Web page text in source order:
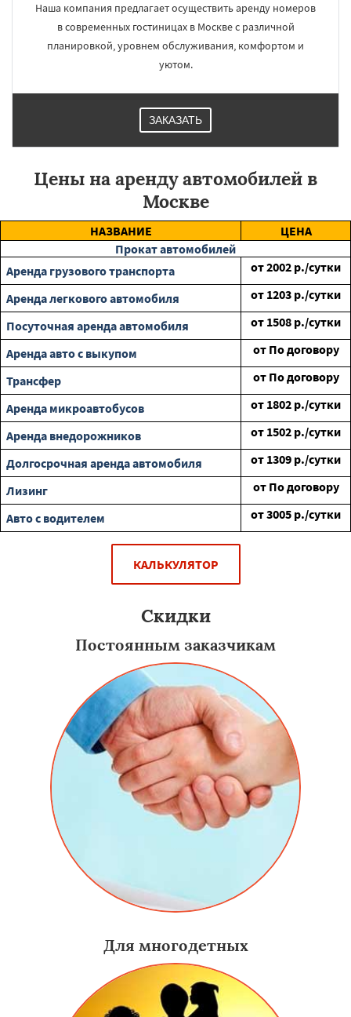
Наша компания предлагает осуществить аренду номеров
в современных гостиницах в Москве с различной
планировкой, уровнем обслуживания, комфортом и
уютом.
ЗАКАЗАТЬ
Цены на аренду автомобилей в
Москве
НАЗВАНИЕ
ЦЕНА
Прокат автомобилей
Аренда грузового транспорта
от2002 р./сутки
Аренда легкового автомобиля
от 1203 р./сутки
Посуточная аренда автомобиля
от 1508 р./сутки
Аренда авто с выкупом
от По договору
Трансфер
от По договору
Аренда микроавтобусов
от 1802 р./сутки
Аренда внедорожников
от 1502 р./сутки
Долгосрочная аренда автомобиля
от 1309 р./сутки
Лизинг
от По договору
Авто с водителем
от3005 р./сутки
КАЛЬКУЛЯТОР
Скидки
Постоянным заказчикам
Для многодетных